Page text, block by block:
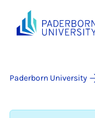
Paderborn University